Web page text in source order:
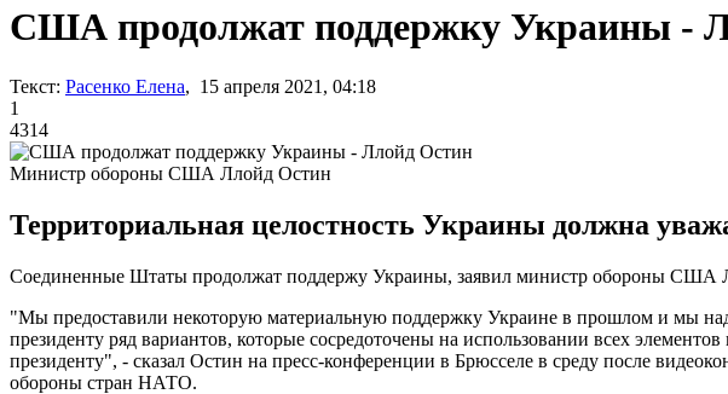
США продолжат поддержку Украины -
Текст: Расенко Елена, 15 апреля 2021, 04:18
1
4314
Министр обороны США Ллойд Остин
Территориальная целостность Украины должна
Соединенные Штаты продолжат поддержу Украины, заявил министр обороны США
"Мы предоставили некоторую материальную поддержку Украине в прошлом и мы
президенту ряд вариантов, которые сосредоточены на использовании всех
президенту", - сказал Остин на пресс-конференции в Брюсселе в среду после
обороны стран НАТО.